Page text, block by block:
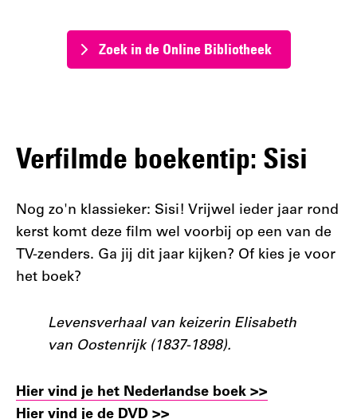
Zoek in de Online Bibliotheek
Verfilmde boekentip: Sisi
Nog zo'n klassieker: Sisi! Vrijwel ieder jaar rond
kerst komt deze film wel voorbij op een van de
TV-zenders. Ga jij dit jaar kijken? Of kies je voor
het boek?
Levensverhaal van keizerin Elisabeth
van Oostenrijk (1837-1898).
Hier vind je het Nederlandse boek >>
Hier vind je de DVD >>